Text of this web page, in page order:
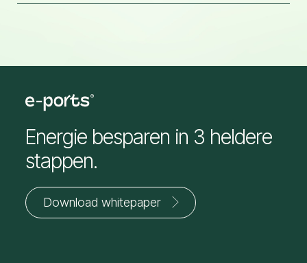
Energie besparen in 3 heldere
stappen.
Download whitepaper